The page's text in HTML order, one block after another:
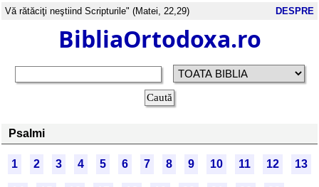
Vă rătăciţi neştiind Scripturile" (Matei, 22,29) DESPRE
BibliaOrtodoxa.ro
Psalmi
1 2 3 4 5 6 7 8 9 10 11 12 13